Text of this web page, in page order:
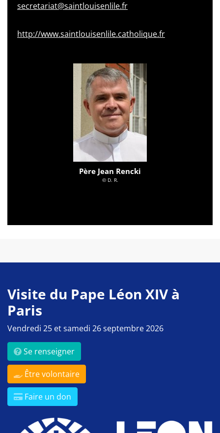
secretariat@saintlouisenlile.fr
http://www.saintlouisenlile.catholique.fr
Père Jean Rencki
© D. R.
Visite du Pape Léon XIV à
Paris
Vendredi 25 et samedi 26 septembre 2026
Se renseigner
Être volontaire
Faire un don